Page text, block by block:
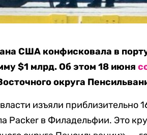
США конфисковала в
$1 млрд. Об этом 18 июня
округа
изъяли приблизительно
Packer в Филадельфии. Это